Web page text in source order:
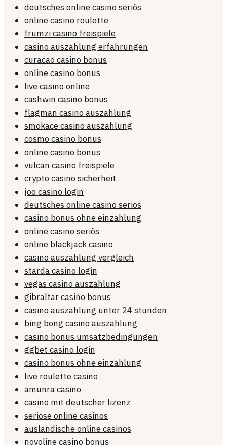
deutsches online casino seriös
online casino roulette
frumzi casino freispiele
casino auszahlung erfahrungen
curacao casino bonus
online casino bonus
live casino online
cashwin casino bonus
flagman casino auszahlung
smokace casino auszahlung
cosmo casino bonus
online casino bonus
vulcan casino freispiele
crypto casino sicherheit
joo casino login
deutsches online casino seriös
casino bonus ohne einzahlung
online casino seriös
online blackjack casino
casino auszahlung vergleich
starda casino login
vegas casino auszahlung
gibraltar casino bonus
casino auszahlung unter 24 stunden
bing bong casino auszahlung
casino bonus umsatzbedingungen
ggbet casino login
casino bonus ohne einzahlung
live roulette casino
amunra casino
casino mit deutscher lizenz
seriöse online casinos
ausländische online casinos
novoline casino bonus